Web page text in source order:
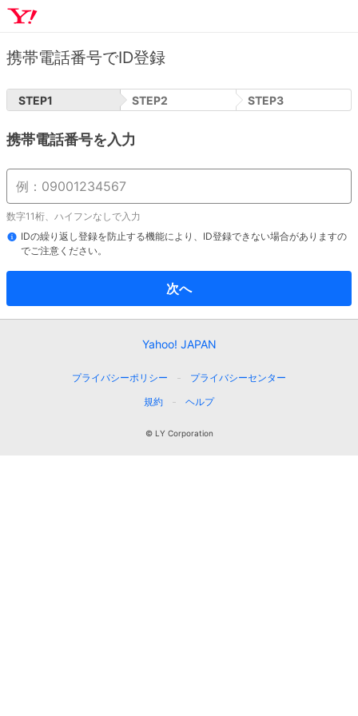
携帯電話番号でID登録
STEP1 STEP2 STEP3
携帯電話番号を入力
数字11桁、ハイフンなしで入力
IDの繰り返し登録を防止する機能により、ID登録できない場合がありますの
でご注意ください。
次へ
Yahoo! JAPAN
プライバシーポリシー
プライバシーセンター
規約
ヘルプ
© LY Corporation